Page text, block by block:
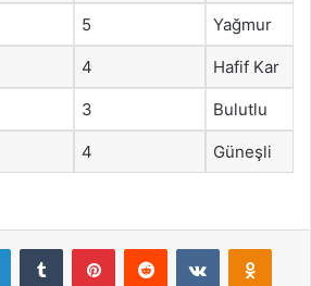
5 Yağmur
4 Hafif Kar
3 Bulutlu
4 Güneşli
LinkedInTumblr PinterestReddit VKontakte